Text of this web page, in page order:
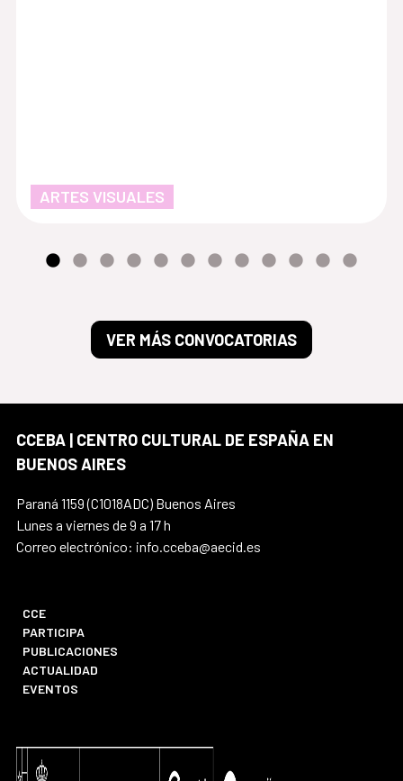
ARTES VISUALES
VER MÁS CONVOCATORIAS
CCEBA | CENTRO CULTURAL DE ESPAÑA EN
BUENOS AIRES
Paraná 1159 (C1018ADC) Buenos Aires
Lunes a viernes de 9 a 17 h
Correo electrónico: info.cceba@aecid.es
CCE
PARTICIPA
PUBLICACIONES
ACTUALIDAD
EVENTOS